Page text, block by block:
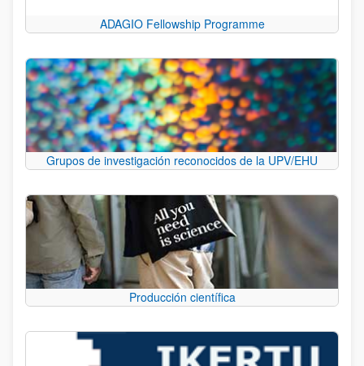
ADAGIO Fellowship Programme
Grupos de investigación reconocidos de la UPV/EHU
Producción científica